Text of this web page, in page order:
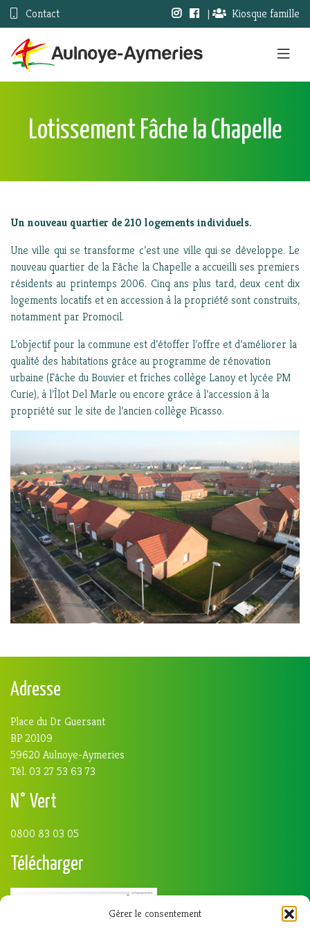
Gérer le consentement
Contact | Kiosque famille
Lotissement Fâche la Chapelle
Un nouveau quartier de 210 logements individuels.
Une ville qui se transforme c’est une ville qui se développe. Le
nouveau quartier de la Fâche la Chapelle a accueilli ses premiers
résidents au printemps 2006. Cinq ans plus tard, deux cent dix
logements locatifs et en accession à la propriété sont construits,
notamment par Promocil.
L’objectif pour la commune est d’étoffer l’offre et d’améliorer la
qualité des habitations grâce au programme de rénovation
urbaine (Fâche du Bouvier et friches collège Lanoy et lycée PM
Curie), à l’Îlot Del Marle ou encore grâce à l’accession à la
propriété sur le site de l’ancien collège Picasso.
Adresse
Place du Dr Guersant
BP 20109
59620 Aulnoye-Aymeries
Tél. 03 27 53 63 73
N° Vert
0800 83 03 05
Télécharger